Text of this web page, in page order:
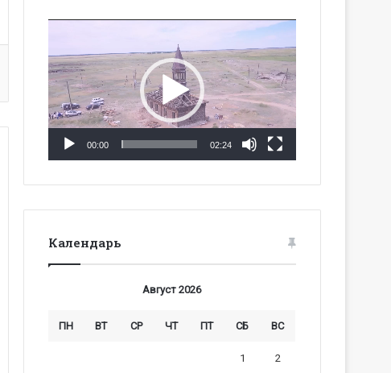
00:00 02:24
Календарь
Август 2026
ПН ВТ СР ЧТ ПТ СБ ВС
1 2